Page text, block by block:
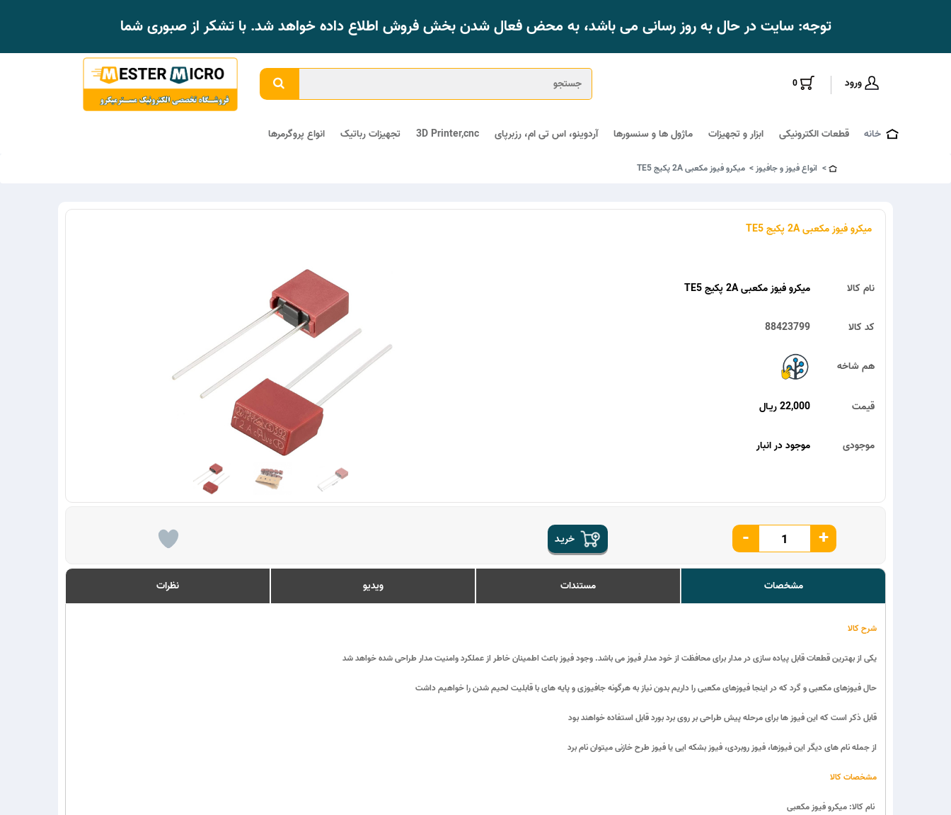
توجه: سایت در حال به روز رسانی می باشد، به محض فعال شدن بخش فروش اطلاع داده خواهد شد. با تشکر از صبوری شما
0 ورود
خانه قطعات الکترونیکی ابزار و تجهیزات ماژول ها و سنسورها آردوینو، اس تی ام، رزبرپای 3D Printer,cnc تجهیزات رباتیک انواع پروگرمرها
انواع فیوز و جافیوز میکرو فیوز مکعبی 2A پکیج TE5
میکرو فیوز مکعبی 2A پکیج TE5
میکرو فیوز مکعبی 2A پکیج TE5 نام کالا
88423799 کد کالا
هم شاخه
22,000 ریـال قیمت
موجود در انبار موجودی
خریـد - +
مشخصات مستندات ویدیو نظرات
شرح کالا
یکی از بهترین قطعات قابل پیاده سازی در مدار برای محافظت از خود مدار فیوز می باشد. وجود فیوز باعث اطمینان خاطر از عملکرد وامنیت مدار طراحی شده خواهد شد
حال فیوزهای مکعبی و گرد که در اینجا فیوزهای مکعبی را داریم بدون نیاز به هرگونه جافیوزی و پایه های با قابلیت لحیم شدن را خواهیم داشت
قابل ذکر است که این فیوز ها برای مرحله پیش طراحی بر روی برد بورد قابل استفاده خواهند بود
از جمله نام های دیگر این فیوزها، فیوز روبردی، فیوز بشکه ایی یا فیوز طرح خازنی میتوان نام برد
مشخصات کالا